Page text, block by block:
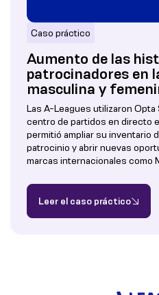
Caso práctico
Aumento de las
patrocinadores en
masculina y
Las A-Leagues utilizaron
centro de partidos en directo
permitió ampliar su inventario
patrocinio y abrir nuevas
marcas internacionales como
Leer el caso práctico